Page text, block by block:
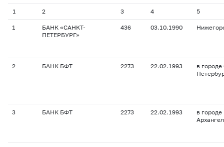
1 2 3 4 5
1
БАНК «САНКТ-
ПЕТЕРБУРГ»
436 03.10.1990
2 БАНК БФТ 2273 22.02.1993
в
3 БАНК БФТ 2273 22.02.1993
в городе